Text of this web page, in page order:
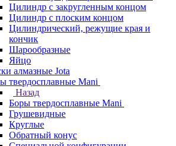
Цилиндр с закругленным концом
Цилиндр с плоским концом
Цилиндрический, режущие края и
кончик
Шарообразные
Яйцо
алмазные Jota
твердосплавные Mani
Назад
Боры твердосплавные Mani
Грушевидные
Круглые
Обратный конус